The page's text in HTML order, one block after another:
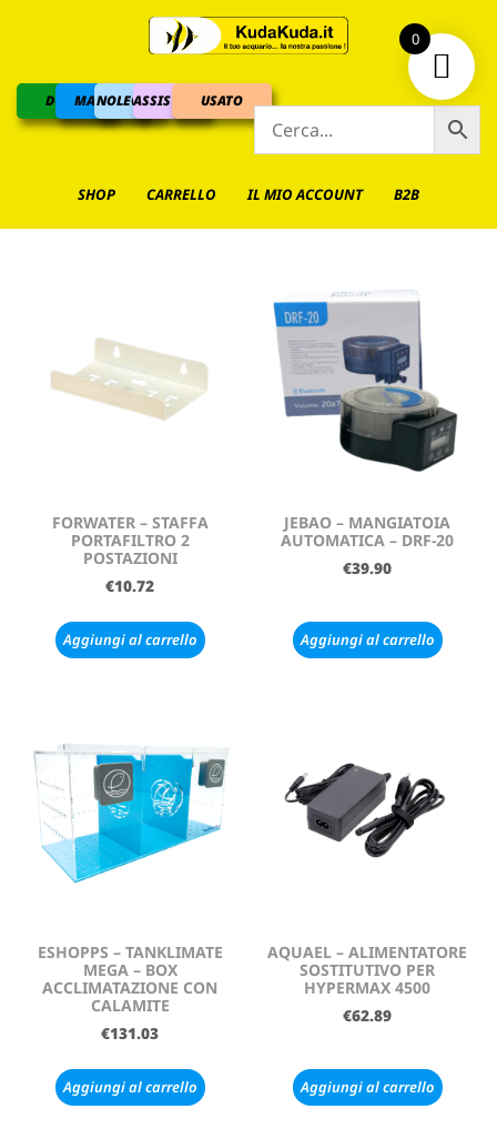
DOLCEMARINO
NOLEGGIOASSISTENZAUSATO
SHOP CARRELLO IL MIO ACCOUNT B2B
FORWATER – STAFFA
PORTAFILTRO 2
POSTAZIONI
€10.72
Aggiungi al carrello
JEBAO – MANGIATOIA
AUTOMATICA – DRF-20
€39.90
Aggiungi al carrello
ESHOPPS – TANKLIMATE
MEGA – BOX
ACCLIMATAZIONE CON
CALAMITE
€131.03
Aggiungi al carrello
AQUAEL – ALIMENTATORE
SOSTITUTIVO PER
HYPERMAX 4500
€62.89
Aggiungi al carrello
0